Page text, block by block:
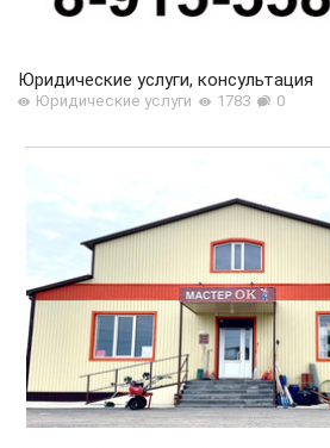
Юридические услуги, консультация
Юридические услуги 1783 0